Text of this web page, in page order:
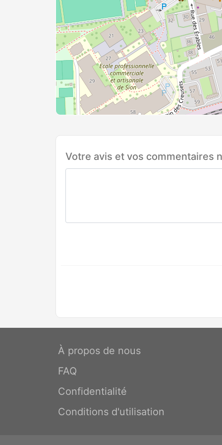
Votre avis et vos commentaires
À propos de nous
FAQ
Confidentialité
Conditions d'utilisation